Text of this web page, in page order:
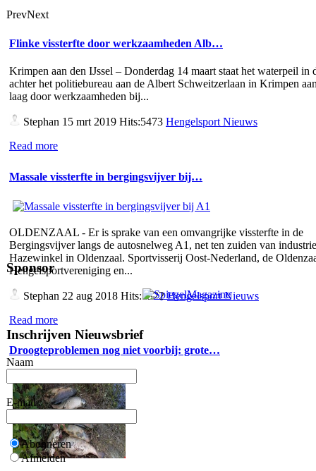
PrevNext
Flinke vissterfte door werkzaamheden Alb…
Krimpen aan den IJssel – Donderdag 14 maart staat het waterpeil in
achter het politiebureau aan de Albert Schweitzerlaan in Krimpen
laag door werkzaamheden bij...
Stephan 15 mrt 2019 Hits:5473 Hengelsport Nieuws
Read more
Massale vissterfte in bergingsvijver bij…
OLDENZAAL - Er is sprake van een omvangrijke vissterfte in de
Bergingsvijver langs de autosnelweg A1, net ten zuiden van
Hazewinkel in Oldenzaal. Sportvisserij Oost-Nederland, de
Hengelsportvereniging en...
Stephan 22 aug 2018 Hits:5322Hengelsport Nieuws
Read more
Droogteproblemen nog niet voorbij: grote…
Sponsor
Inschrijven Nieuwsbrief
Naam
E-mail
Abonneren
Afmelden